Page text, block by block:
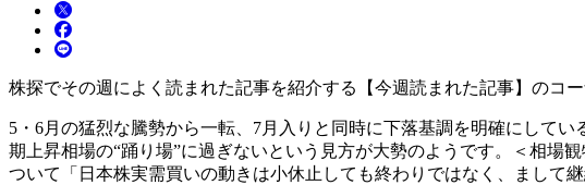
株探でその週によく読まれた記事を紹介する【今週読まれた記事】のコ
5・6月の猛烈な騰勢から一転、7月入りと同時に下落基調を明確にして
期上昇相場の“踊り場”に過ぎないという見方が大勢のようです。＜相場
ついて「日本株実需買いの動きは小休止しても終わりではなく、まして